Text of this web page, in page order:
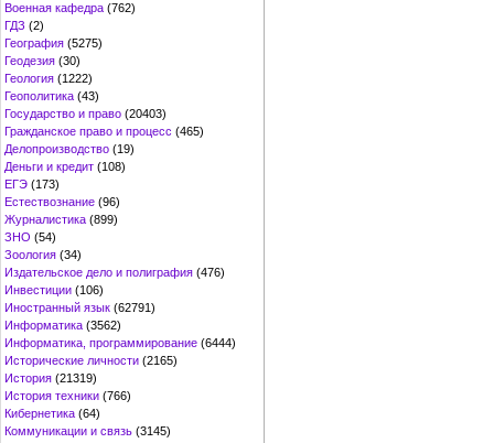
Военная кафедра (762)
ГДЗ (2)
География (5275)
Геодезия (30)
Геология (1222)
Геополитика (43)
Государство и право (20403)
Гражданское право и процесс (465)
Делопроизводство (19)
Деньги и кредит (108)
ЕГЭ (173)
Естествознание (96)
Журналистика (899)
ЗНО (54)
Зоология (34)
Издательское дело и полиграфия (476)
Инвестиции (106)
Иностранный язык (62791)
Информатика (3562)
Информатика, программирование (6444)
Исторические личности (2165)
История (21319)
История техники (766)
Кибернетика (64)
Коммуникации и связь (3145)